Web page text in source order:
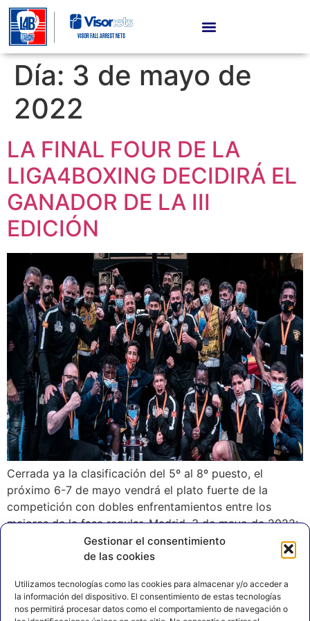
Gestionar el consentimiento
de las cookies
Utilizamos tecnologías como las cookies para almacenar y/o acceder a
la información del dispositivo. El consentimiento de estas tecnologías
nos permitirá procesar datos como el comportamiento de navegación o
Día: 3 de mayo de
2022
LA FINAL FOUR DE LA
LIGA4BOXING DECIDIRÁ EL
GANADOR DE LA III
EDICIÓN
Cerrada ya la clasificación del 5º al 8º puesto, el
próximo 6-7 de mayo vendrá el plato fuerte de la
competición con dobles enfrentamientos entre los
mejores de la fase regular. Madrid, 3 de mayo de 2022:
Las cuatro mejores franquicias de la competición afilan
armas. Los próximos 6 y 7 de mayo en el […]